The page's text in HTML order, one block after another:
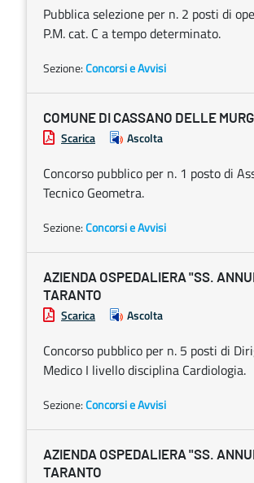
Pubblica selezione per n. 2 posti di
P.M. cat. C a tempo determinato.
Sezione:Concorsi e Avvisi
COMUNE DI CASSANO DELLE
Scarica Ascolta
Concorso pubblico per n. 1 posto di
Tecnico Geometra.
Sezione:Concorsi e Avvisi
AZIENDA OSPEDALIERA "SS.
TARANTO
Scarica Ascolta
Concorso pubblico per n. 5 posti di
Medico I livello disciplina Cardiologia.
Sezione:Concorsi e Avvisi
AZIENDA OSPEDALIERA "SS.
TARANTO